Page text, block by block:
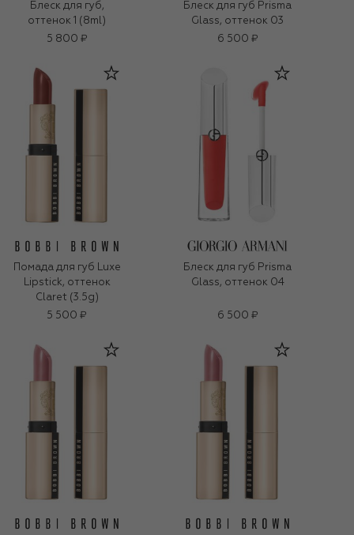
Блеск для губ,
оттенок 1 (8ml)
5 800 ₽
Блеск для губ Prisma
Glass, оттенок 03
6 500 ₽
Помада для губ Luxe
Lipstick, оттенок
Claret (3.5g)
5 500 ₽
Блеск для губ Prisma
Glass, оттенок 04
6 500 ₽